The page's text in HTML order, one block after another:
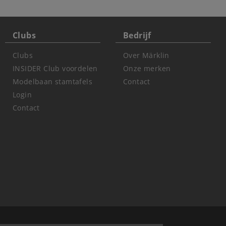
Clubs
Clubs
INSIDER Club voordelen
Modelbaan stamtafels
Login
Contact
Bedrijf
Over Märklin
Onze merken
Contact